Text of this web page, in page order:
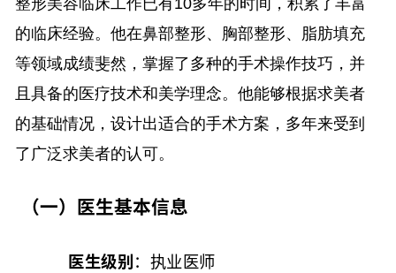
的临床经验。他在鼻部整形、胸部整形、脂肪填充
等领域成绩斐然，掌握了多种的手术操作技巧，并
且具备的医疗技术和美学理念。他能够根据求美者
的基础情况，设计出适合的手术方案，多年来受到
了广泛求美者的认可。
（一）医生基本信息
医生级别 ：执业医师